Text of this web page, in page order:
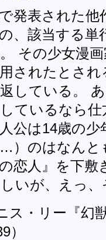
発表された他
、該当する
その少女漫
されたとさ
している。
ているなら
公は14歳の
のはなんと
の恋人』を下
いが、えっ
ス・リー『幻
）